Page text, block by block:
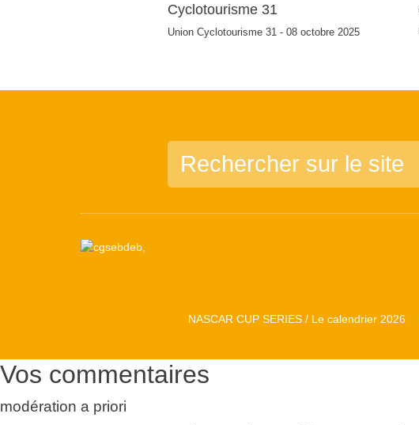
Cyclotourisme 31
Union Cyclotourisme 31 - 08 octobre 2025
NASCAR CUP SERIES / Le calendrier 2026
Vos commentaires
modération a priori